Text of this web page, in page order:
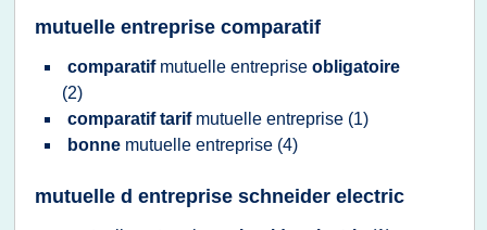
mutuelle entreprise comparatif
comparatif mutuelle entreprise obligatoire
(2)
comparatif tarif mutuelle entreprise (1)
bonne mutuelle entreprise (4)
mutuelle d entreprise schneider electric